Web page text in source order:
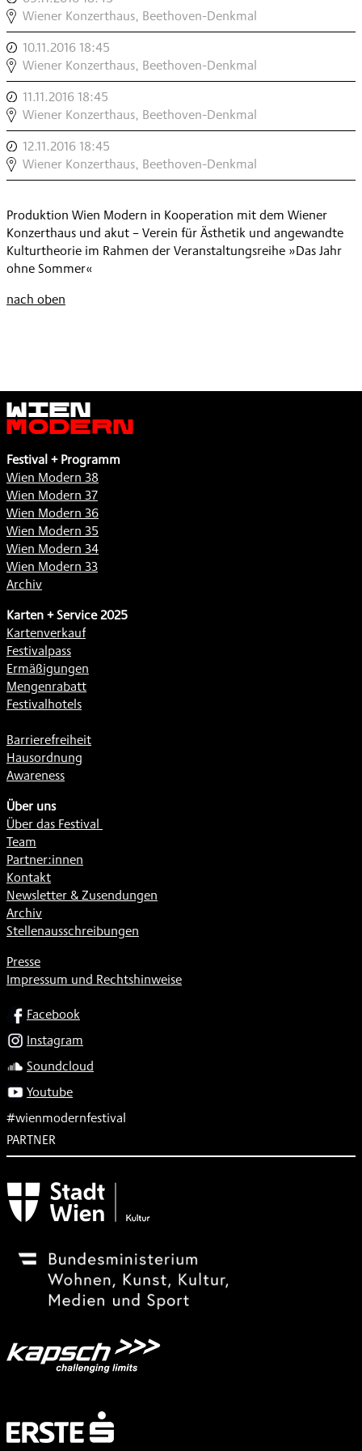
,
KLAVIERINSTALLATION:
EINE
WINTERREISE
,
Wiener Konzerthaus, Beethoven-Denkmal
10.11.2016 18:45
KLAVIERINSTALLATION:
EINE
WINTERREISE
,
Wiener Konzerthaus, Beethoven-Denkmal
11.11.2016 18:45
KLAVIERINSTALLATION:
EINE
WINTERREISE
,
Wiener Konzerthaus, Beethoven-Denkmal
12.11.2016 18:45
KLAVIERINSTALLATION:
EINE
,
Wiener Konzerthaus, Beethoven-Denkmal
Produktion Wien Modern in Kooperation mit dem Wiener
Konzerthaus und akut – Verein für Ästhetik und angewandte
Kulturtheorie im Rahmen der Veranstaltungsreihe »Das Jahr
ohne Sommer«
nach oben
Wien
Modern
Festival + Programm
Wien Modern 38
Wien Modern 37
Wien Modern 36
Wien Modern 35
Wien Modern 34
Wien Modern 33
Archiv
Karten + Service 2025
Kartenverkauf
Festivalpass
Ermäßigungen
Mengenrabatt
Festivalhotels
Barrierefreiheit
Hausordnung
Awareness
Über uns
Über das Festival
Team
Partner:innen
Kontakt
Newsletter & Zusendungen
Archiv
Stellenausschreibungen
Presse
Impressum und Rechtshinweise
SOCIALFacebook
Instagram
Soundcloud
Youtube
#wienmodernfestival
PARTNER
Subventionsgeber